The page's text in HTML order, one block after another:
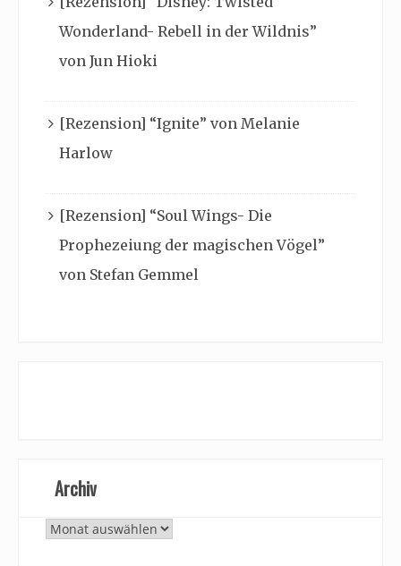
Wonderland- Rebell in der Wildnis”
von Jun Hioki
[Rezension] “Ignite” von Melanie
Harlow
[Rezension] “Soul Wings- Die
Prophezeiung der magischen Vögel”
von Stefan Gemmel
Archiv
Archiv